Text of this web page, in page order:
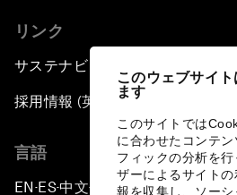
このウェブサイ
ます
このサイトでは
に合わせたコンテ
フィックの分析を
ザーによるサイト
報を収集し、ソー
リンク
サステナビリティへの取り組み
採用情報 (英語のみ)
言語
EN ▪ES▪中文▪ 日本語